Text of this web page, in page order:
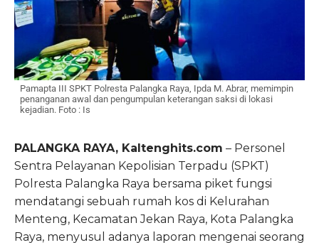
Pamapta III SPKT Polresta Palangka Raya, Ipda M. Abrar, memimpin
penanganan awal dan pengumpulan keterangan saksi di lokasi
kejadian. Foto : Is
PALANGKA RAYA, Kaltenghits.com – Personel
Sentra Pelayanan Kepolisian Terpadu (SPKT)
Polresta Palangka Raya bersama piket fungsi
mendatangi sebuah rumah kos di Kelurahan
Menteng, Kecamatan Jekan Raya, Kota Palangka
Raya, menyusul adanya laporan mengenai seorang